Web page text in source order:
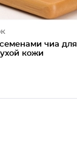
чиа для
кожи